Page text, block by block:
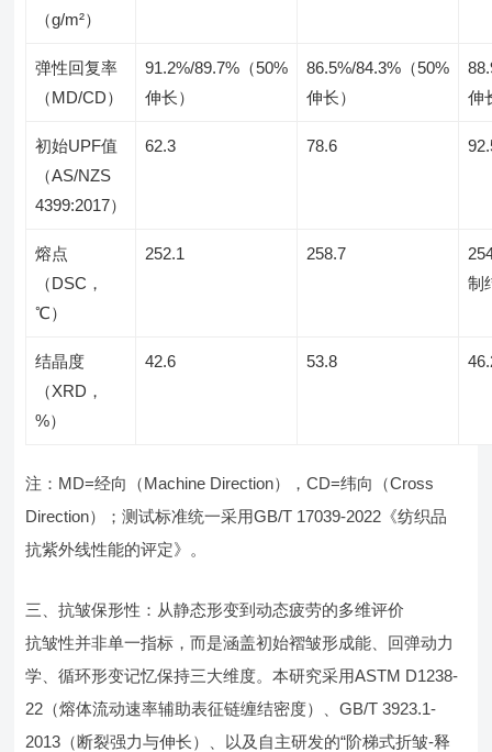
（g/m²）
弹性回复率
（MD/CD）
91.2%/89.7%（50%
伸长）
86.5%/84.3%（50%
伸长）
伸
初始UPF值
（AS/NZS
4399:2017）
62.3 78.6
熔点
（DSC，
℃）
252.1 258.7
制
结晶度
（XRD，
%）
42.6 53.8
注：MD=经向（Machine Direction），CD=纬向（Cross
Direction）；测试标准统一采用GB/T 17039-2022《纺织品
抗紫外线性能的评定》。
三、抗皱保形性：从静态形变到动态疲劳的多维评价
抗皱性并非单一指标，而是涵盖初始褶皱形成能、回弹动力
学、循环形变记忆保持三大维度。本研究采用ASTM D1238-
22（熔体流动速率辅助表征链缠结密度）、GB/T 3923.1-
2013（断裂强力与伸长）、以及自主研发的“阶梯式折皱-释